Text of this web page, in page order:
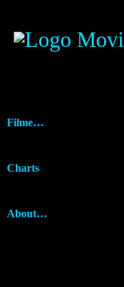
Filme…
Charts
About…